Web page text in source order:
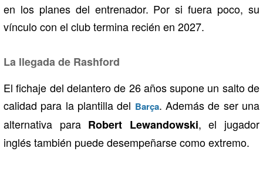
en los planes del entrenador. Por si fuera poco, su
vínculo con el club termina recién en 2027.
La llegada de Rashford
El fichaje del delantero de 26 años supone un salto de
calidad para la plantilla del Barça. Además de ser una
alternativa para Robert Lewandowski, el jugador
inglés también puede desempeñarse como extremo.